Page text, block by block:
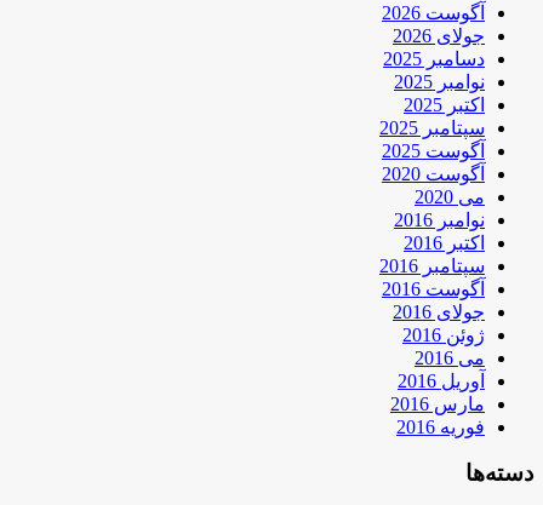
آگوست 2026
جولای 2026
دسامبر 2025
نوامبر 2025
اکتبر 2025
سپتامبر 2025
آگوست 2025
آگوست 2020
می 2020
نوامبر 2016
اکتبر 2016
سپتامبر 2016
آگوست 2016
جولای 2016
ژوئن 2016
می 2016
آوریل 2016
مارس 2016
فوریه 2016
دسته‌ها